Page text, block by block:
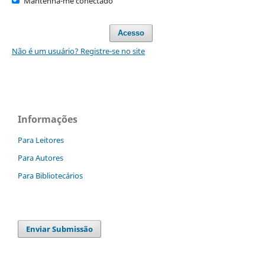
Acesso
Não é um usuário? Registre-se no site
Informações
Para Leitores
Para Autores
Para Bibliotecários
Enviar Submissão